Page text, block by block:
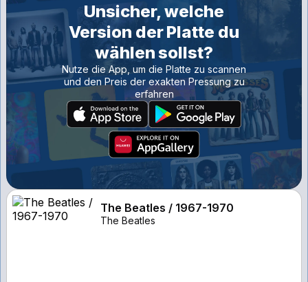
Unsicher, welche
Version der Platte du
wählen sollst?
Nutze die App, um die Platte zu scannen
und den Preis der exakten Pressung zu
erfahren
The Beatles / 1967-1970
The Beatles